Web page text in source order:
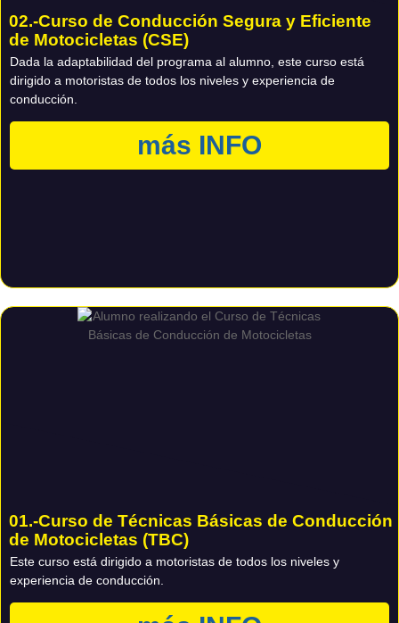
02.-Curso de Conducción Segura y Eficiente
de Motocicletas (CSE)
Dada la adaptabilidad del programa al alumno, este curso está
dirigido a motoristas de todos los niveles y experiencia de
conducción.
más INFO
01.-Curso de Técnicas Básicas de Conducción
de Motocicletas (TBC)
Este curso está dirigido a motoristas de todos los niveles y
experiencia de conducción.